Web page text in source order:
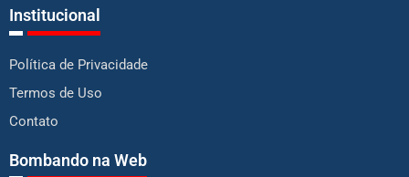
Institucional
Política de Privacidade
Termos de Uso
Contato
Bombando na Web